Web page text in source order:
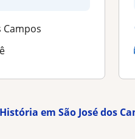
Campos
em São José dos